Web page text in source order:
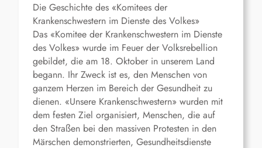
Die Geschichte des «Komitees der
Krankenschwestern im Dienste des Volkes»
Das «Komitee der Krankenschwestern im Dienste
des Volkes» wurde im Feuer der Volksrebellion
gebildet, die am 18. Oktober in unserem Land
begann. Ihr Zweck ist es, den Menschen von
ganzem Herzen im Bereich der Gesundheit zu
dienen. «Unsere Krankenschwestern» wurden mit
dem festen Ziel organisiert, Menschen, die auf
den Straßen bei den massiven Protesten in den
Märschen demonstrierten, Gesundheitsdienste